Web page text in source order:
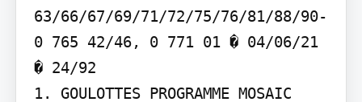
63/66/67/69/71/72/75/76/81/88/90-
0 765 42/46, 0 771 01 � 04/06/21
� 24/92
1. GOULOTTES PROGRAMME MOSAIC